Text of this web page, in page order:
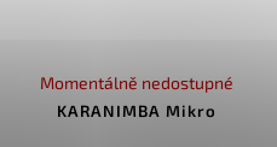
KARANIMBA Mikro
Momentálně nedostupné